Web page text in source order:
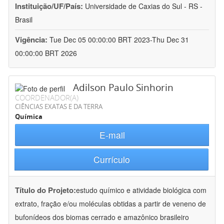
Instituição/UF/País: Universidade de Caxias do Sul - RS -
Brasil
Vigência: Tue Dec 05 00:00:00 BRT 2023-Thu Dec 31
00:00:00 BRT 2026
Adilson Paulo Sinhorin
COORDENADOR(A)
CIÊNCIAS EXATAS E DA TERRA
Química
E-mail
Currículo
Título do Projeto:estudo químico e atividade biológica com
extrato, fração e/ou moléculas obtidas a partir de veneno de
bufonídeos dos biomas cerrado e amazônico brasileiro